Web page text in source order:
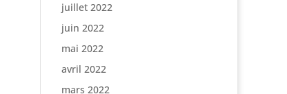
juillet 2022
juin 2022
mai 2022
avril 2022
mars 2022